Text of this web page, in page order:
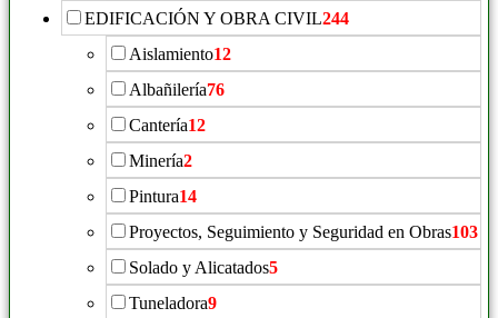
EDIFICACIÓN Y OBRA CIVIL244
Aislamiento12
Albañilería76
Cantería12
Minería2
Pintura14
Proyectos, Seguimiento y Seguridad en Obras103
Solado y Alicatados5
Tuneladora9